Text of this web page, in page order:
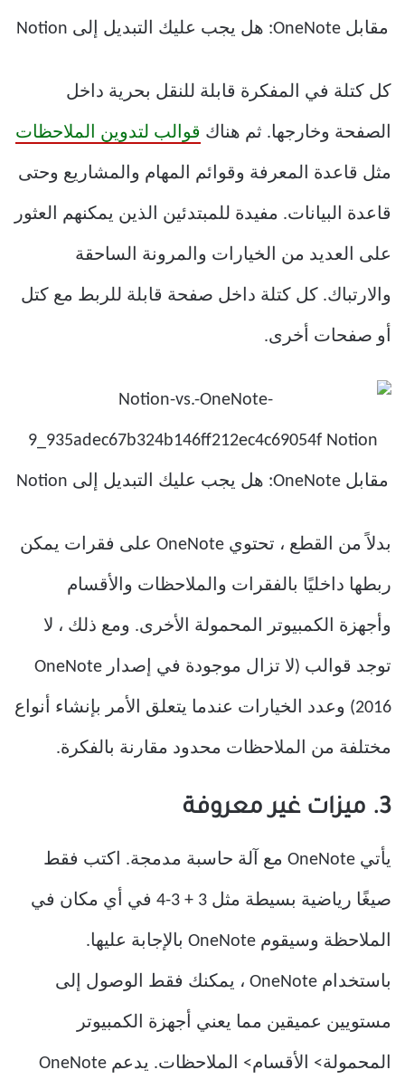
كل كتلة في المفكرة قابلة للنقل بحرية داخل
الصفحة وخارجها. ثم هناك قوالب لتدوين الملاحظات
مثل قاعدة المعرفة وقوائم المهام والمشاريع وحتى
قاعدة البيانات. مفيدة للمبتدئين الذين يمكنهم العثور
على العديد من الخيارات والمرونة الساحقة
والارتباك. كل كتلة داخل صفحة قابلة للربط مع كتل
أو صفحات أخرى.
بدلاً من القطع ، تحتوي OneNote على فقرات يمكن
ربطها داخليًا بالفقرات والملاحظات والأقسام
وأجهزة الكمبيوتر المحمولة الأخرى. ومع ذلك ، لا
توجد قوالب (لا تزال موجودة في إصدار OneNote
2016) وعدد الخيارات عندما يتعلق الأمر بإنشاء أنواع
مختلفة من الملاحظات محدود مقارنة بالفكرة.
3. ميزات غير معروفة
يأتي OneNote مع آلة حاسبة مدمجة. اكتب فقط
صيغًا رياضية بسيطة مثل 3 + 3-4 في أي مكان في
الملاحظة وسيقوم OneNote بالإجابة عليها.
باستخدام OneNote ، يمكنك فقط الوصول إلى
مستويين عميقين مما يعني أجهزة الكمبيوتر
المحمولة> الأقسام> الملاحظات. يدعم OneNote